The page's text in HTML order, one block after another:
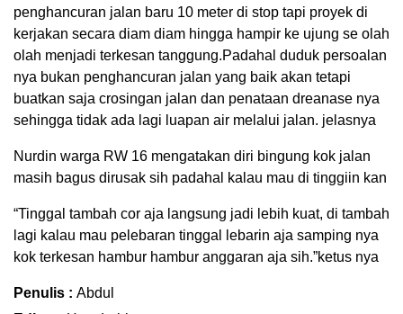
penghancuran jalan baru 10 meter di stop tapi proyek di
kerjakan secara diam diam hingga hampir ke ujung se olah
olah menjadi terkesan tanggung.Padahal duduk persoalan
nya bukan penghancuran jalan yang baik akan tetapi
buatkan saja crosingan jalan dan penataan dreanase nya
sehingga tidak ada lagi luapan air melalui jalan. jelasnya
Nurdin warga RW 16 mengatakan diri bingung kok jalan
masih bagus dirusak sih padahal kalau mau di tinggiin kan
“Tinggal tambah cor aja langsung jadi lebih kuat, di tambah
lagi kalau mau pelebaran tinggal lebarin aja samping nya
kok terkesan hambur hambur anggaran aja sih.”ketus nya
Penulis : Abdul